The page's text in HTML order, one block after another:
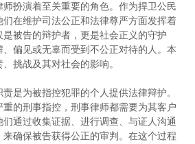
扮演着至关重要的角色。作为捍卫公民
在维护司法公正和法律尊严方面发挥着
被告的辩护者，更是社会正义的守护
偏见或无辜而受到不公正对待的人。本
挑战及其对社会的影响。
是为被指控犯罪的个人提供法律辩护。
的刑事指控，刑事律师都需要为其客户
通过收集证据、进行调查、与证人沟通
确保被告获得公正的审判。在这个过程